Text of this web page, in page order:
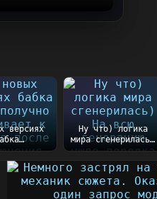
версиях
к
после
Ну что) логика
мира сгенерилась)
На всю генерацию
ушло порядка 5...